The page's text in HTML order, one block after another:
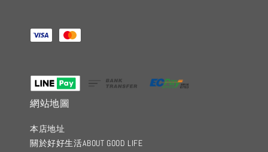
網站地圖
本店地址
關於好好生活ABOUT GOOD LIFE